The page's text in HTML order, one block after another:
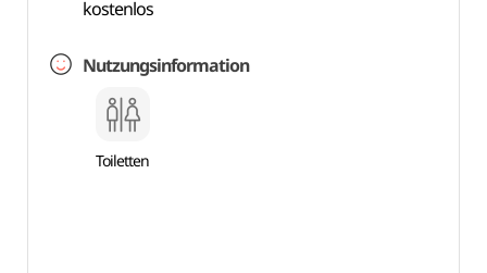
kostenlos
Nutzungsinformation
Toiletten